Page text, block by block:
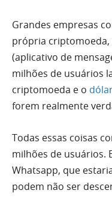
Grandes empresas
própria criptomoeda,
(aplicativo de
milhões de usuários
criptomoeda e o
forem realmente
Todas essas coisas
milhões de usuários.
Whatsapp, que
podem não ser